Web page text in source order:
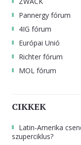
Pannergy fórum
4IG fórum
Európai Unió
Richter fórum
MOL fórum
CIKKEK
Latin-Amerika
szuperciklus?